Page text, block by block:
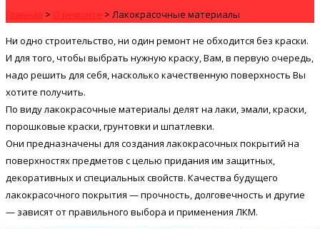
Главная > О ремонте > Лакокрасочные материалы
Ни одно строительство, ни один ремонт не обходится без краски.
И для того, чтобы выбрать нужную краску, Вам, в первую очередь,
надо решить для себя, насколько качественную поверхность Вы
хотите получить.
По виду лакокрасочные материалы делят на лаки, эмали, краски,
порошковые краски, грунтовки и шпатлевки.
Они предназначены для создания лакокрасочных покрытий на
поверхностях предметов с целью придания им защитных,
декоративных и специальных свойств. Качества будущего
лакокрасочного покрытия — прочность, долговечность и другие
— зависят от правильного выбора и применения ЛКМ.